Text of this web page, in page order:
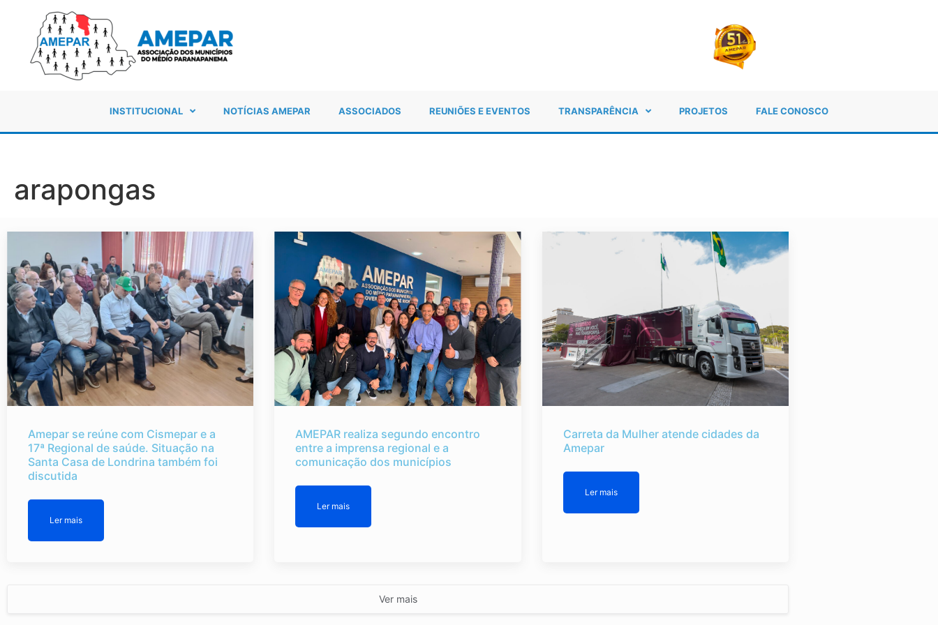
INSTITUCIONAL NOTÍCIAS AMEPAR ASSOCIADOS REUNIÕES E EVENTOS TRANSPARÊNCIA PROJETOS FALE CONOSCO
arapongas
Amepar se reúne com Cismepar e a
17ª Regional de saúde. Situação na
Santa Casa de Londrina também foi
discutida
Ler mais
AMEPAR realiza segundo encontro
entre a imprensa regional e a
comunicação dos municípios
Ler mais
Carreta da Mulher atende cidades da
Amepar
Ler mais
Ver mais